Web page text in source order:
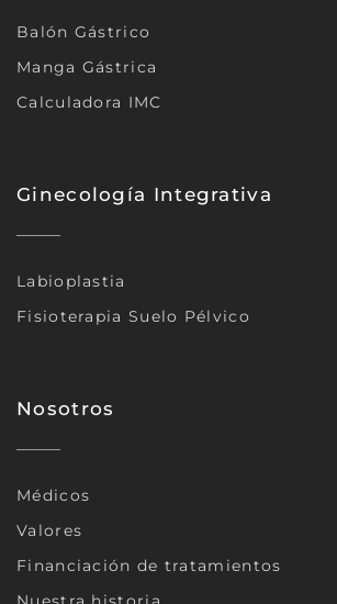
Balón Gástrico
Manga Gástrica
Calculadora IMC
Ginecología Integrativa
Labioplastia
Fisioterapia Suelo Pélvico
Nosotros
Médicos
Valores
Financiación de tratamientos